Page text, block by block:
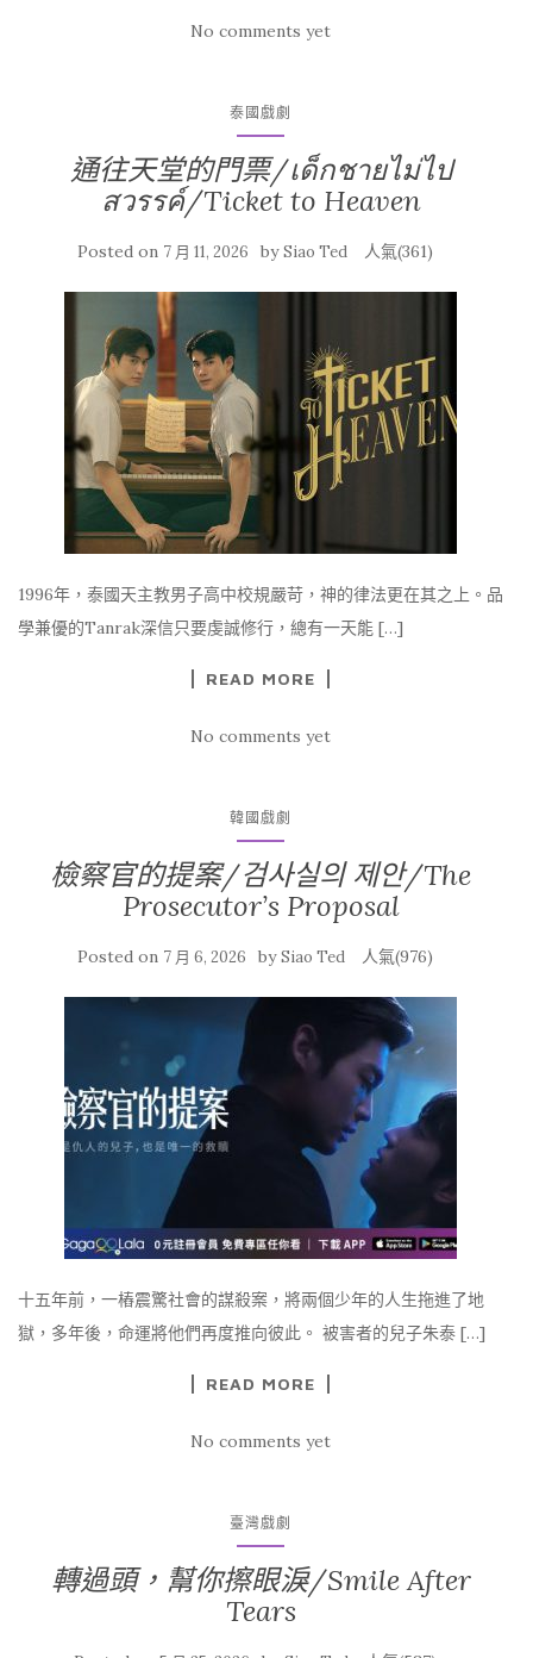
No comments yet
泰國戲劇
通往天堂的門票/เด็กชายไม่ไป
สวรรค์/Ticket to Heaven
Posted on 7 月 11, 2026 bySiao Ted 人氣(361)
1996年，泰國天主教男子高中校規嚴苛，神的律法更在其之上。品
學兼優的Tanrak深信只要虔誠修行，總有一天能 […]
READ MORE
No comments yet
韓國戲劇
檢察官的提案/검사실의 제안/The
Prosecutor’s Proposal
Posted on 7 月 6, 2026 bySiao Ted 人氣(976)
十五年前，一樁震驚社會的謀殺案，將兩個少年的人生拖進了地
獄，多年後，命運將他們再度推向彼此。 被害者的兒子朱泰 […]
READ MORE
No comments yet
臺灣戲劇
轉過頭，幫你擦眼淚/Smile After
Tears